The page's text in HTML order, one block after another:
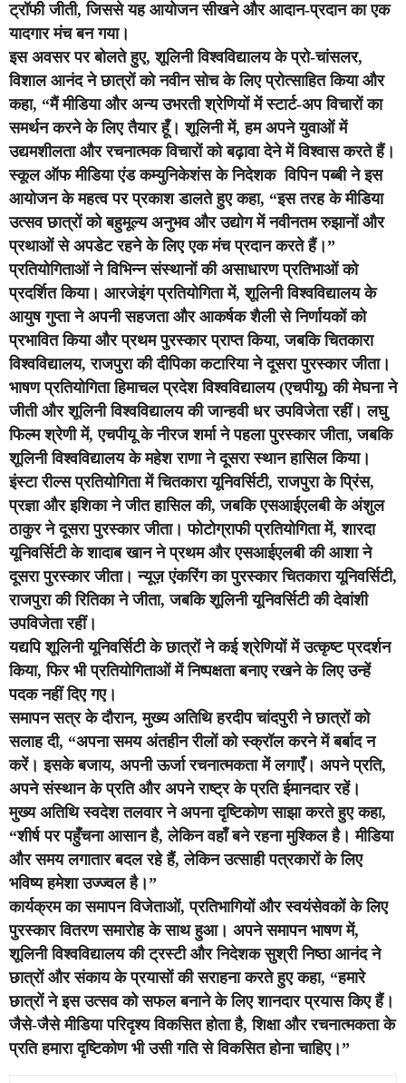
ट्रॉफी जीती, जिससे यह आयोजन सीखने और आदान-प्रदान का एक
यादगार मंच बन गया।
इस अवसर पर बोलते हुए, शूलिनी विश्वविद्यालय के प्रो-चांसलर,
विशाल आनंद ने छात्रों को नवीन सोच के लिए प्रोत्साहित किया और
कहा, “मैं मीडिया और अन्य उभरती श्रेणियों में स्टार्ट-अप विचारों का
समर्थन करने के लिए तैयार हूँ। शूलिनी में, हम अपने युवाओं में
उद्यमशीलता और रचनात्मक विचारों को बढ़ावा देने में विश्वास करते हैं।
स्कूल ऑफ मीडिया एंड कम्युनिकेशंस के निदेशक विपिन पब्बी ने इस
आयोजन के महत्व पर प्रकाश डालते हुए कहा, “इस तरह के मीडिया
उत्सव छात्रों को बहुमूल्य अनुभव और उद्योग में नवीनतम रुझानों और
प्रथाओं से अपडेट रहने के लिए एक मंच प्रदान करते हैं।”
प्रतियोगिताओं ने विभिन्न संस्थानों की असाधारण प्रतिभाओं को
प्रदर्शित किया। आरजेइंग प्रतियोगिता में, शूलिनी विश्वविद्यालय के
आयुष गुप्ता ने अपनी सहजता और आकर्षक शैली से निर्णायकों को
प्रभावित किया और प्रथम पुरस्कार प्राप्त किया, जबकि चितकारा
विश्वविद्यालय, राजपुरा की दीपिका कटारिया ने दूसरा पुरस्कार जीता।
भाषण प्रतियोगिता हिमाचल प्रदेश विश्वविद्यालय (एचपीयू) की मेघना ने
जीती और शूलिनी विश्वविद्यालय की जान्हवी धर उपविजेता रहीं। लघु
फिल्म श्रेणी में, एचपीयू के नीरज शर्मा ने पहला पुरस्कार जीता, जबकि
शूलिनी विश्वविद्यालय के महेश राणा ने दूसरा स्थान हासिल किया।
इंस्टा रील्स प्रतियोगिता में चितकारा यूनिवर्सिटी, राजपुरा के प्रिंस,
प्रज्ञा और इशिका ने जीत हासिल की, जबकि एसआईएलबी के अंशुल
ठाकुर ने दूसरा पुरस्कार जीता। फोटोग्राफी प्रतियोगिता में, शारदा
यूनिवर्सिटी के शादाब खान ने प्रथम और एसआईएलबी की आशा ने
दूसरा पुरस्कार जीता। न्यूज़ एंकरिंग का पुरस्कार चितकारा यूनिवर्सिटी,
राजपुरा की रितिका ने जीता, जबकि शूलिनी यूनिवर्सिटी की देवांशी
उपविजेता रहीं।
यद्यपि शूलिनी यूनिवर्सिटी के छात्रों ने कई श्रेणियों में उत्कृष्ट प्रदर्शन
किया, फिर भी प्रतियोगिताओं में निष्पक्षता बनाए रखने के लिए उन्हें
पदक नहीं दिए गए।
समापन सत्र के दौरान, मुख्य अतिथि हरदीप चांदपुरी ने छात्रों को
सलाह दी, “अपना समय अंतहीन रीलों को स्क्रॉल करने में बर्बाद न
करें। इसके बजाय, अपनी ऊर्जा रचनात्मकता में लगाएँ। अपने प्रति,
अपने संस्थान के प्रति और अपने राष्ट्र के प्रति ईमानदार रहें।
मुख्य अतिथि स्वदेश तलवार ने अपना दृष्टिकोण साझा करते हुए कहा,
“शीर्ष पर पहुँचना आसान है, लेकिन वहाँ बने रहना मुश्किल है। मीडिया
और समय लगातार बदल रहे हैं, लेकिन उत्साही पत्रकारों के लिए
भविष्य हमेशा उज्ज्वल है।”
कार्यक्रम का समापन विजेताओं, प्रतिभागियों और स्वयंसेवकों के लिए
पुरस्कार वितरण समारोह के साथ हुआ। अपने समापन भाषण में,
शूलिनी विश्वविद्यालय की ट्रस्टी और निदेशक सुश्री निष्ठा आनंद ने
छात्रों और संकाय के प्रयासों की सराहना करते हुए कहा, “हमारे
छात्रों ने इस उत्सव को सफल बनाने के लिए शानदार प्रयास किए हैं।
जैसे-जैसे मीडिया परिदृश्य विकसित होता है, शिक्षा और रचनात्मकता के
प्रति हमारा दृष्टिकोण भी उसी गति से विकसित होना चाहिए।”